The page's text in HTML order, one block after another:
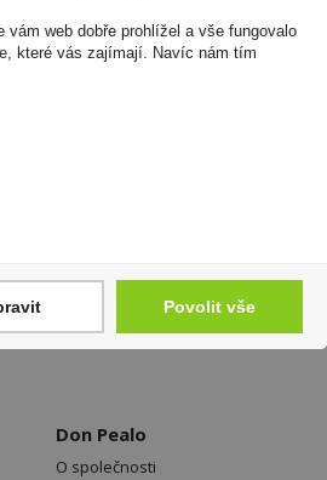
k odběru novinek a
akční nabídka a sleva!
Kamenné prodejny a výdejní
Platební možnosti
Don Pealo
O společnosti
vám web dobře prohlížel a vše fungovalo
které vás zajímají. Navíc nám tím
Povolit vše